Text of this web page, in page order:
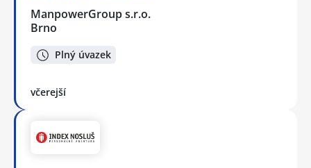
ManpowerGroup s.r.o.
Brno
Plný úvazek
včerejší